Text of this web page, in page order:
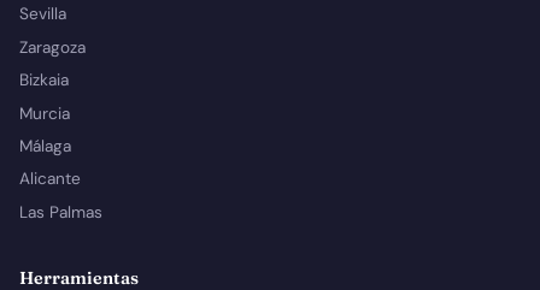
Sevilla
Zaragoza
Bizkaia
Murcia
Málaga
Alicante
Las Palmas
Herramientas